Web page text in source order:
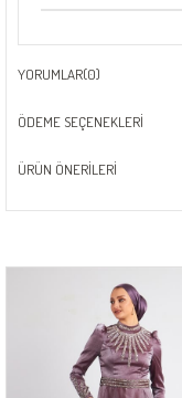
YORUMLAR(0)
ÖDEME SEÇENEKLERI
ÜRÜN ÖNERILERI